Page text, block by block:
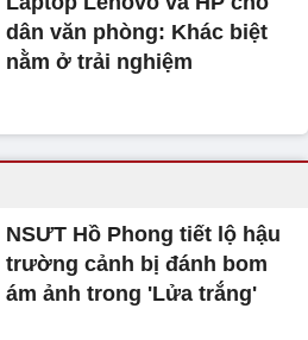
dân văn phòng: Khác biệt
nằm ở trải nghiệm
NSƯT Hồ Phong tiết lộ hậu
trường cảnh bị đánh bom
ám ảnh trong 'Lửa trắng'